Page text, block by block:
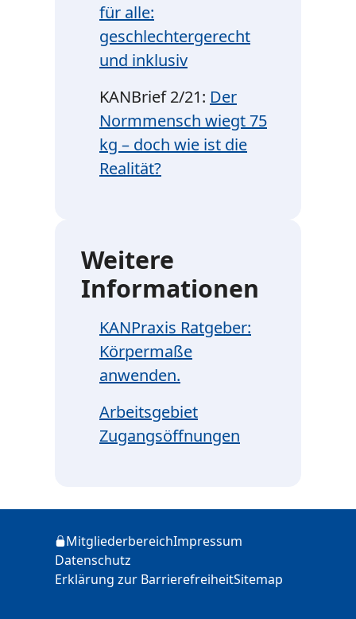
für alle:
geschlechtergerecht
und inklusiv
KANBrief 2/21: Der
Normmensch wiegt 75
kg – doch wie ist die
Realität?
Weitere
Informationen
KANPraxis Ratgeber:
Körpermaße
anwenden.
Arbeitsgebiet
Zugangsöffnungen
Login
MitgliederbereichImpressum
Datenschutz
Erklärung zur BarrierefreiheitSitemap